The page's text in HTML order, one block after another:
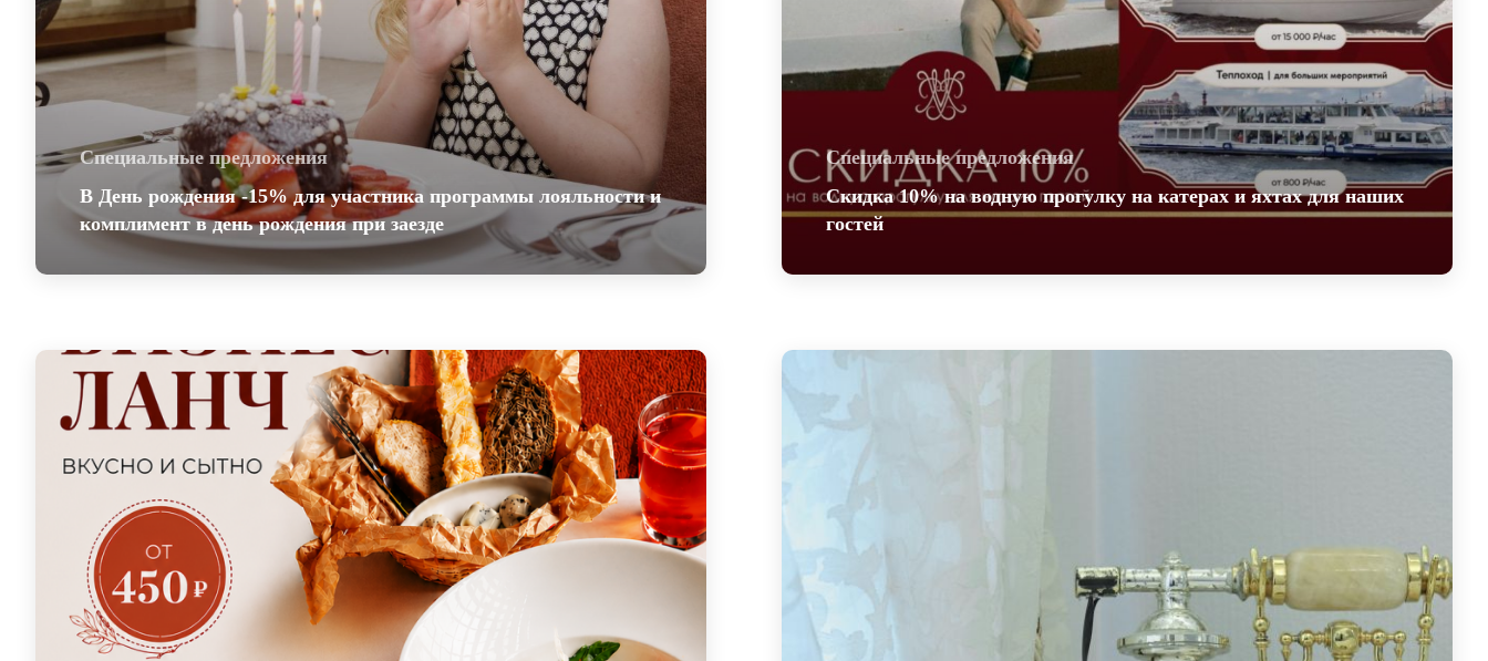
Специальные предложения
В День рождения -15% для участника программы лояльности и
комплимент в день рождения при заезде
В День рождения -15% для участника программы
лояльности и комплимент в день рождения при
заезде
Специальные предложения
Скидка 10% на водную прогулку на катерах и яхтах для наших
гостей
для наших гостей